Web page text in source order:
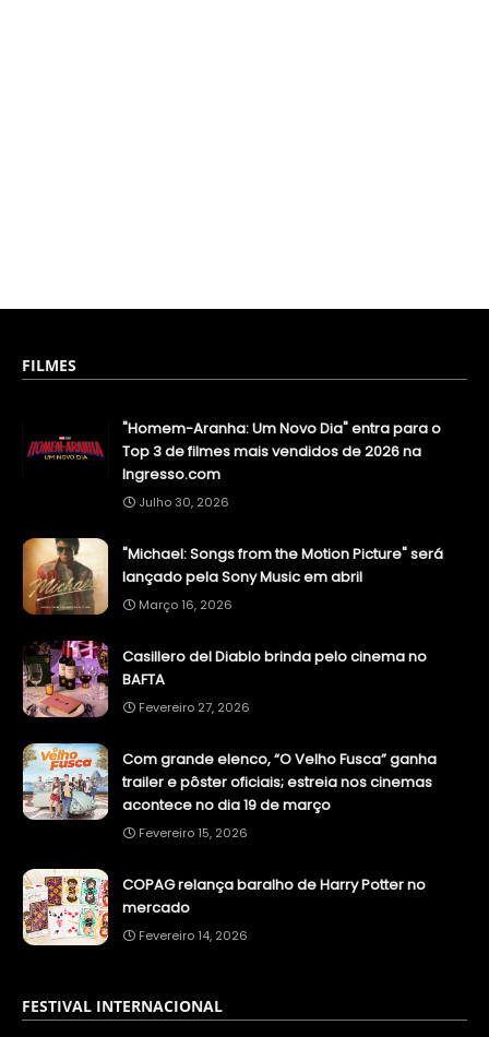
FILMES
"Homem-Aranha: Um Novo Dia" entra para o
Top 3 de filmes mais vendidos de 2026 na
Ingresso.com
Julho 30, 2026
"Michael: Songs from the Motion Picture" será
lançado pela Sony Music em abril
Março 16, 2026
Casillero del Diablo brinda pelo cinema no
BAFTA
Fevereiro 27, 2026
Com grande elenco, “O Velho Fusca” ganha
trailer e pôster oficiais; estreia nos cinemas
acontece no dia 19 de março
Fevereiro 15, 2026
COPAG relança baralho de Harry Potter no
mercado
Fevereiro 14, 2026
FESTIVAL INTERNACIONAL